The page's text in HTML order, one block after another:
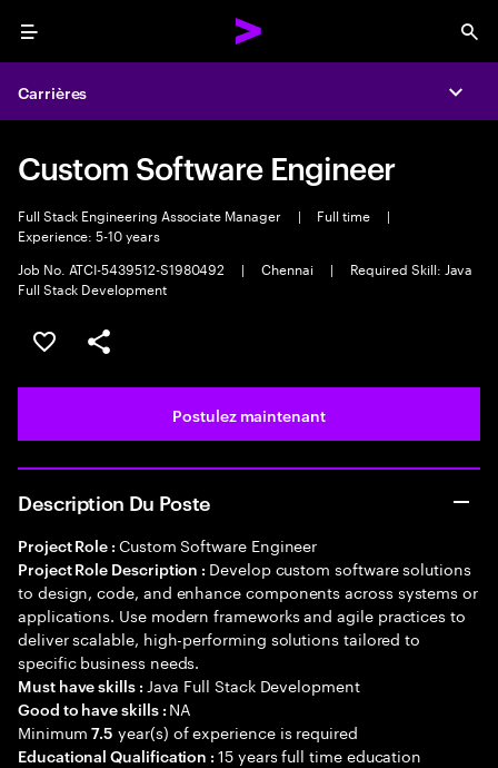
Menu
Carrières
Custom Software Engineer
Full Stack Engineering Associate Manager | Full time
|
Experience: 5-10 years
Job No. ATCI-5439512-S1980492
| Chennai |
Required Skill: Java
Full Stack Development
Sélectionner pour enregistrer l’emploi
PARTAGER
Postulez maintenant
Description Du Poste
Project Role : Custom Software Engineer
Project Role Description : Develop custom software solutions
to design, code, and enhance components across systems or
applications. Use modern frameworks and agile practices to
deliver scalable, high-performing solutions tailored to
specific business needs.
Must have skills : Java Full Stack Development
Good to have skills : NA
Minimum7.5 year(s) of experience is required
Educational Qualification :15 years full time education